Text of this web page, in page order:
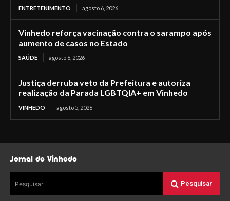
ENTRETENIMENTO agosto 6, 2026
Vinhedo reforça vacinação contra o sarampo após
aumento de casos no Estado
SAÚDE agosto 6, 2026
Justiça derruba veto da Prefeitura e autoriza
realização da Parada LGBTQIA+ em Vinhedo
VINHEDO agosto 5, 2026
Jornal de Vinhedo
Pesquisar Pesquisar